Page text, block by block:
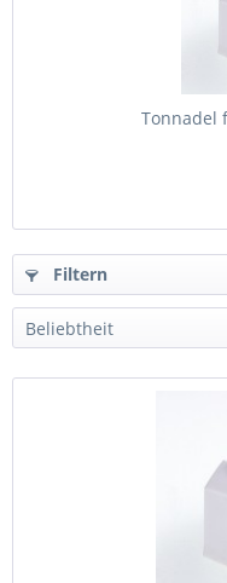
Tonnadel
Filtern